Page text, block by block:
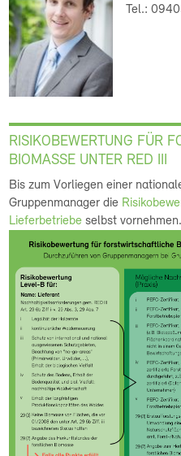
Tel.:
RISIKOBEWERTUNG FÜR
BIOMASSE UNTER RED III
Bis zum Vorliegen einer
Gruppenmanager die
Lieferbetriebe selbst vornehmen.